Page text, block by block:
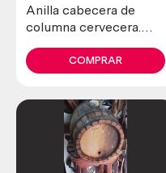
Anilla cabecera de
columna cervecera.
COMPRAR